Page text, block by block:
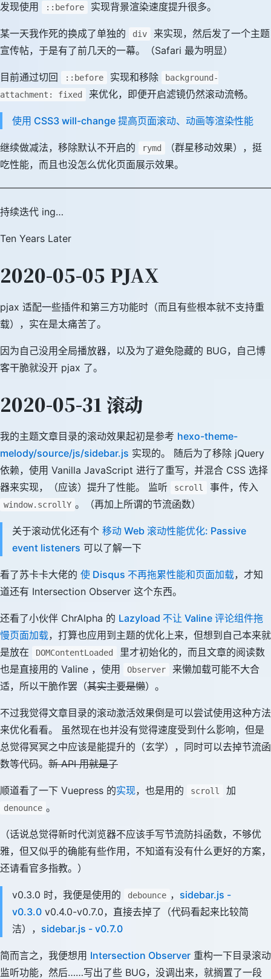
发现使用 ::before 实现背景渲染速度提升很多。
某一天我作死的换成了单独的 div
来实现，然后发了一个主题
宣传帖，于是有了前几天的一幕。（Safari 最为明显）
目前通过切回 ::before 实现和移除
background-
attachment: fixed
来优化，即便开启滤镜仍然滚动流畅。
使用 CSS3 will-change 提高页面滚动、动画等渲染性能
继续做减法，移除默认不开启的 rymd
（群星移动效果），挺
吃性能，而且也没怎么优化页面展示效果。
持续迭代 ing…
Ten Years Later
2020-05-05 PJAX
pjax 适配一些插件和第三方功能时（而且有些根本就不支持重
载），实在是太痛苦了。
因为自己没用全局播放器，以及为了避免隐藏的 BUG，自己博
客干脆就没开 pjax 了。
2020-05-31 滚动
我的主题文章目录的滚动效果起初是参考 hexo-theme-
melody/source/js/sidebar.js 实现的。 随后为了移除 jQuery
依赖，使用 Vanilla JavaScript 进行了重写，并混合 CSS 选择
器来实现，（应该）提升了性能。 监听
scroll 事件，传入
window.scrollY 。（再加上所谓的节流函数）
关于滚动优化还有个 移动 Web 滚动性能优化: Passive
event listeners 可以了解一下
看了苏卡卡大佬的 使 Disqus 不再拖累性能和页面加载，才知
道还有 Intersection Observer 这个东西。
还看了小伙伴 ChrAlpha 的 Lazyload 不让 Valine 评论组件拖
慢页面加载，打算也应用到主题的优化上来，但想到自己本来就
是放在
DOMContentLoaded
里才初始化的，而且文章的阅读数
也是直接用的 Valine ，使用
Observer
来懒加载可能不大合
适，所以干脆作罢（其实主要是懒）。
不过我觉得文章目录的滚动激活效果倒是可以尝试使用这种方法
来优化看看。 虽然现在也并没有觉得速度受到什么影响，但是
总觉得冥冥之中应该是能提升的（玄学），同时可以去掉节流函
数等代码。 新 API 用就是了
顺道看了一下 Vuepress 的实现，也是用的 scroll 加
denounce 。
（话说总觉得新时代浏览器不应该手写节流防抖函数，不够优
雅，但又似乎的确能有些作用，不知道有没有什么更好的方案，
还请看官多指教。）
v0.3.0 时，我便是使用的 debounce ， sidebar.js -
v0.3.0 v0.4.0-v0.7.0，直接去掉了（代码看起来比较简
洁）， sidebar.js - v0.7.0
简而言之，我便想用 Intersection Observer 重构一下目录滚动
监听功能，然后……写出了些 BUG，没调出来，就搁置了一段